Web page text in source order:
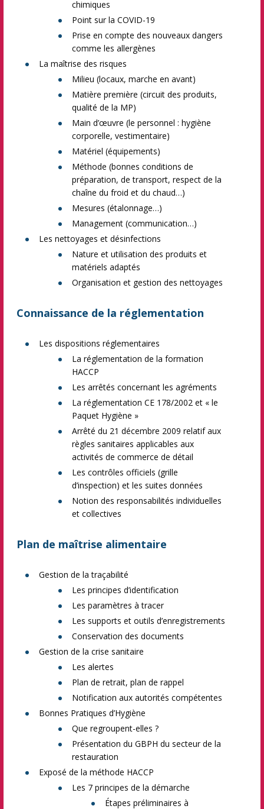
chimiques
Point sur la COVID-19
Prise en compte des nouveaux dangers
comme les allergènes
La maîtrise des risques
Milieu (locaux, marche en avant)
Matière première (circuit des produits,
qualité de la MP)
Main d’œuvre (le personnel : hygiène
corporelle, vestimentaire)
Matériel (équipements)
Méthode (bonnes conditions de
préparation, de transport, respect de la
chaîne du froid et du chaud…)
Mesures (étalonnage…)
Management (communication…)
Les nettoyages et désinfections
Nature et utilisation des produits et
matériels adaptés
Organisation et gestion des nettoyages
Connaissance de la réglementation
Les dispositions réglementaires
La réglementation de la formation
HACCP
Les arrêtés concernant les agréments
La réglementation CE 178/2002 et « le
Paquet Hygiène »
Arrêté du 21 décembre 2009 relatif aux
règles sanitaires applicables aux
activités de commerce de détail
Les contrôles officiels (grille
d’inspection) et les suites données
Notion des responsabilités individuelles
et collectives
Plan de maîtrise alimentaire
Gestion de la traçabilité
Les principes d’identification
Les paramètres à tracer
Les supports et outils d’enregistrements
Conservation des documents
Gestion de la crise sanitaire
Les alertes
Plan de retrait, plan de rappel
Notification aux autorités compétentes
Bonnes Pratiques d’Hygiène
Que regroupent-elles ?
Présentation du GBPH du secteur de la
restauration
Exposé de la méthode HACCP
Les 7 principes de la démarche
Étapes préliminaires à